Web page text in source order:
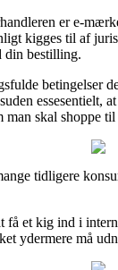
er e-
kigges til af
din bestilling.
betingelser
essesentielt,
skal shoppe til
tidligere
et kig ind i
ydermere må